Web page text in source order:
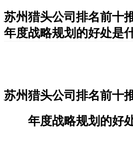
苏州猎头公司排名前十
年度战略规划的好处是
苏州猎头公司排名前十
年度战略规划的好